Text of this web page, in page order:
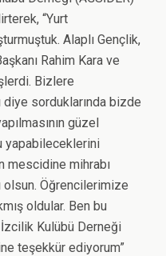
“Yurt
Alaplı Gençlik,
Rahim Kara ve
Bizlere
sorduklarında bizde
güzel
yapabileceklerini
mescidine mihrabı
olsun. Öğrencilerimize
oldular. Ben bu
Kulübü Derneği
teşekkür ediyorum”